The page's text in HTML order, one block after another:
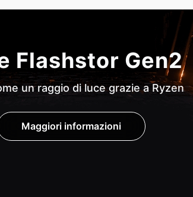
Flashstor Gen2
un raggio di luce grazie a Ryzen
Maggiori informazioni